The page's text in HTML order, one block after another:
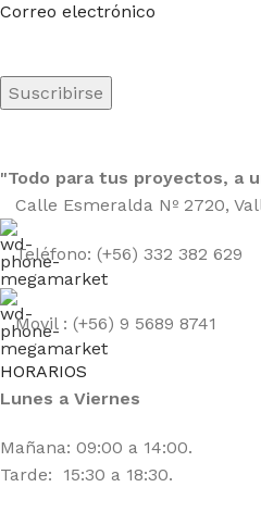
Correo electrónico
"Todo para tus proyectos, a
Calle Esmeralda Nº 2720,
Teléfono: (+56) 332 382 629
Movil : (+56) 9 5689 8741
HORARIOS
Lunes a Viernes
Mañana: 09:00 a 14:00.
Tarde: 15:30 a 18:30.